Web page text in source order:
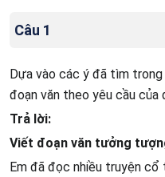
Câu 1
Dựa vào các ý đã tìm
đoạn văn theo yêu cầu của
Trả lời:
Viết đoạn văn tưởng
Em đã đọc nhiều truyện cổ